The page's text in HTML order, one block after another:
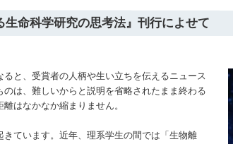
生命科学研究の思考法』刊行によせて
と、受賞者の人柄や生い立ちを伝えるニュース
は、難しいからと説明を省略されたまま終わる
はなかなか縮まりません。
ています。近年、理系学生の間では「生物離